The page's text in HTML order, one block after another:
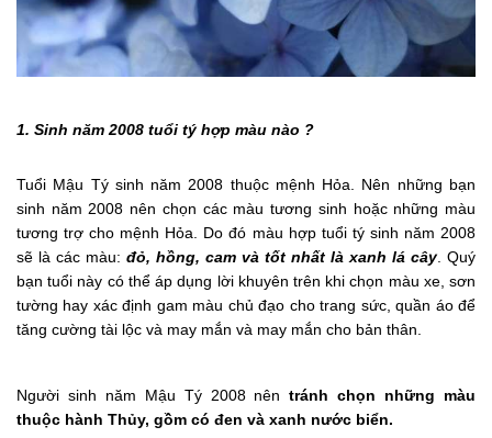
1. Sinh năm 2008 tuổi tý hợp màu nào ?
Tuổi Mậu Tý sinh năm 2008 thuộc mệnh Hỏa. Nên những bạn
sinh năm 2008 nên chọn các màu tương sinh hoặc những màu
tương trợ cho mệnh Hỏa. Do đó màu hợp tuổi tý sinh năm 2008
sẽ là các màu: đỏ, hồng, cam và tốt nhất là xanh lá cây. Quý
bạn tuổi này có thể áp dụng lời khuyên trên khi chọn màu xe, sơn
tường hay xác định gam màu chủ đạo cho trang sức, quần áo để
tăng cường tài lộc và may mắn và may mắn cho bản thân.
Người sinh năm Mậu Tý 2008 nêntránh chọn những màu
thuộc hành Thủy, gồm có đen và xanh nước biển.